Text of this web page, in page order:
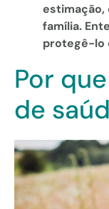
estimação,
família.
protegê-lo
Por
de